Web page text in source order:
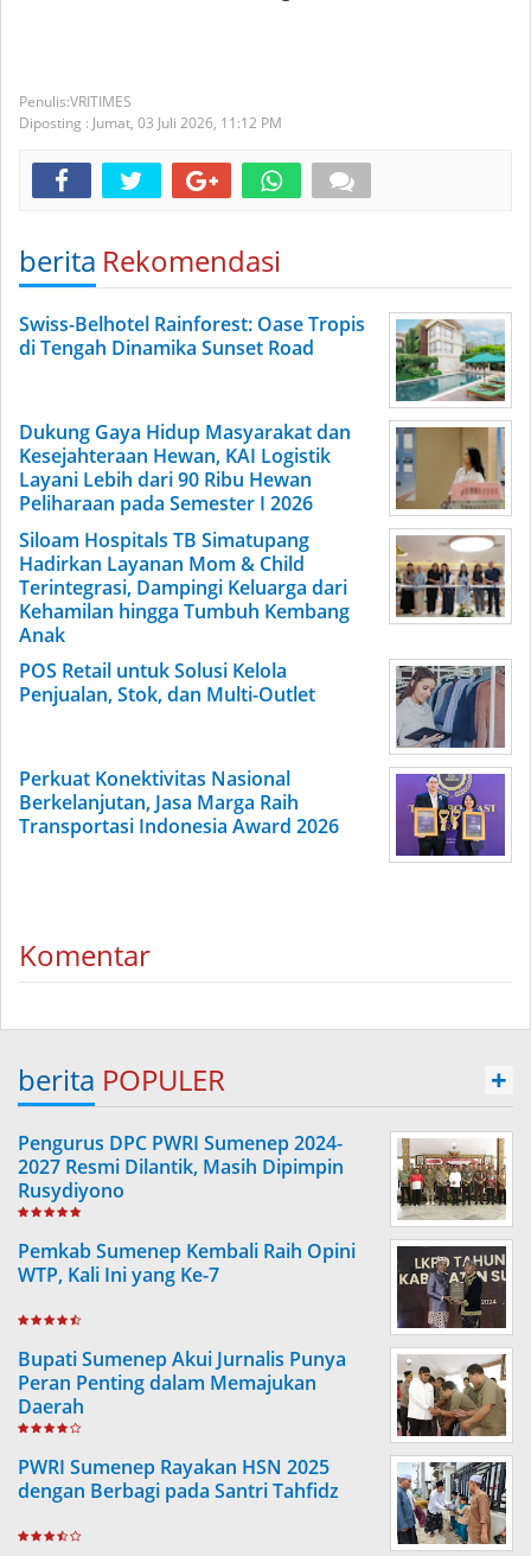
VRITIMES
Diposting : Jumat, 03 Juli 2026, 11:12 PM
berita Rekomendasi
Swiss-Belhotel Rainforest: Oase Tropis
di Tengah Dinamika Sunset Road
Dukung Gaya Hidup Masyarakat dan
Kesejahteraan Hewan, KAI Logistik
Layani Lebih dari 90 Ribu Hewan
Peliharaan pada Semester I 2026
Siloam Hospitals TB Simatupang
Hadirkan Layanan Mom & Child
Terintegrasi, Dampingi Keluarga dari
Kehamilan hingga Tumbuh Kembang
Anak
POS Retail untuk Solusi Kelola
Penjualan, Stok, dan Multi-Outlet
Perkuat Konektivitas Nasional
Berkelanjutan, Jasa Marga Raih
Transportasi Indonesia Award 2026
Komentar
berita POPULER +
Pengurus DPC PWRI Sumenep 2024-
2027 Resmi Dilantik, Masih Dipimpin
Rusydiyono
Pemkab Sumenep Kembali Raih Opini
WTP, Kali Ini yang Ke-7
Bupati Sumenep Akui Jurnalis Punya
Peran Penting dalam Memajukan
Daerah
PWRI Sumenep Rayakan HSN 2025
dengan Berbagi pada Santri Tahfidz